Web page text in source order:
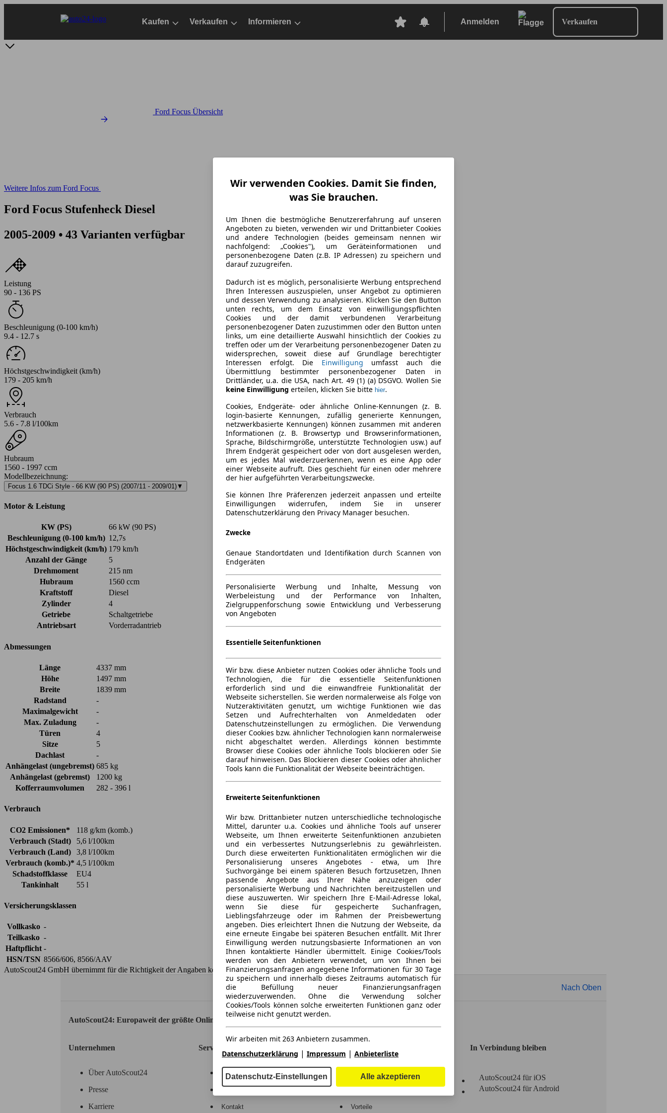
Kaufen Verkaufen Informieren Anmelden Verkaufen
Ford Focus Übersicht
Weitere Infos zum Ford Focus
Ford Focus Stufenheck Diesel
2005-2009 • 43 Varianten verfügbar
Leistung
90 - 136 PS
Beschleunigung (0-100 km/h)
9.4 - 12.7 s
Höchstgeschwindigkeit (km/h)
179 - 205 km/h
Verbrauch
5.6 - 7.8 l/100km
Hubraum
1560 - 1997 ccm
Modellbezeichnung:
Focus 1.6 TDCi Style - 66 KW (90 PS) (2007/11 - 2009/01)▼
Motor & Leistung
KW (PS)
66 kW (90 PS)
Beschleunigung (0-100 km/h) 12,7s
Höchstgeschwindigkeit (km/h) 179 km/h
Anzahl der Gänge
5
Drehmoment
215 nm
Hubraum
1560 ccm
Kraftstoff
Diesel
Zylinder
4
Getriebe
Schaltgetriebe
Antriebsart
Vorderradantrieb
Abmessungen
Länge
4337 mm
Höhe
1497 mm
Breite
1839 mm
Radstand
-
Maximalgewicht
-
Max. Zuladung
-
Türen
4
Sitze
5
Dachlast
-
Anhängelast (ungebremst) 685 kg
Anhängelast (gebremst)
1200 kg
Kofferraumvolumen
282 - 396 l
Verbrauch
CO2 Emissionen*
118 g/km (komb.)
Verbrauch (Stadt)
5,6 l/100km
Verbrauch (Land)
3,8 l/100km
Verbrauch (komb.)* 4,5 l/100km
Schadstoffklasse
EU4
Tankinhalt
55 l
Versicherungsklassen
Vollkasko -
Teilkasko -
Haftpflicht -
HSN/TSN 8566/606, 8566/AAV
AutoScout24 GmbH übernimmt für die Richtigkeit der Angaben keine Gewähr.
Nach Oben
AutoScout24: Europaweit der größte Online-Automarkt.
Unternehmen
Über AutoScout24
Presse
Karriere
Service
Hilfe
Kontakt
Anmelden
Vorteile
In Verbindung bleiben
AutoScout24 für iOS
AutoScout24 für Android
Wir verwenden Cookies. Damit Sie finden,
was Sie brauchen.
Um Ihnen die bestmögliche Benutzererfahrung auf unseren
Angeboten zu bieten, verwenden wir und Drittanbieter Cookies
und andere Technologien (beides gemeinsam nennen wir
nachfolgend: „Cookies"), um Geräteinformationen und
personenbezogene Daten (z.B. IP Adressen) zu speichern und
darauf zuzugreifen.
Dadurch ist es möglich, personalisierte Werbung entsprechend
Ihren Interessen auszuspielen, unser Angebot zu optimieren
und dessen Verwendung zu analysieren. Klicken Sie den Button
unten rechts, um dem Einsatz von einwilligungspflichten
Cookies und der damit verbundenen Verarbeitung
personenbezogener Daten zuzustimmen oder den Button unten
links, um eine detaillierte Auswahl hinsichtlich der Cookies zu
treffen oder um der Verarbeitung personenbezogener Daten zu
widersprechen, soweit diese auf Grundlage berechtigter
Interessen erfolgt. Die Einwilligung umfasst auch die
Übermittlung bestimmter personenbezogener Daten in
Drittländer, u.a. die USA, nach Art. 49 (1) (a) DSGVO. Wollen Sie
keine Einwilligung erteilen, klicken Sie bitte hier.
Cookies, Endgeräte- oder ähnliche Online-Kennungen (z. B.
login-basierte Kennungen, zufällig generierte Kennungen,
netzwerkbasierte Kennungen) können zusammen mit anderen
Informationen (z. B. Browsertyp und Browserinformationen,
Sprache, Bildschirmgröße, unterstützte Technologien usw.) auf
Ihrem Endgerät gespeichert oder von dort ausgelesen werden,
um es jedes Mal wiederzuerkennen, wenn es eine App oder
einer Webseite aufruft. Dies geschieht für einen oder mehrere
der hier aufgeführten Verarbeitungszwecke.
Sie können Ihre Präferenzen jederzeit anpassen und erteilte
Einwilligungen widerrufen, indem Sie in unserer
Datenschutzerklärung den Privacy Manager besuchen.
Zwecke
Genaue Standortdaten und Identifikation durch Scannen von
Endgeräten
Personalisierte Werbung und Inhalte, Messung von
Werbeleistung und der Performance von Inhalten,
Zielgruppenforschung sowie Entwicklung und Verbesserung
von Angeboten
Essentielle Seitenfunktionen
Wir bzw. diese Anbieter nutzen Cookies oder ähnliche Tools und
Technologien, die für die essentielle Seitenfunktionen
erforderlich sind und die einwandfreie Funktionalität der
Webseite sicherstellen. Sie werden normalerweise als Folge von
Nutzeraktivitäten genutzt, um wichtige Funktionen wie das
Setzen und Aufrechterhalten von Anmeldedaten oder
Datenschutzeinstellungen zu ermöglichen. Die Verwendung
dieser Cookies bzw. ähnlicher Technologien kann normalerweise
nicht abgeschaltet werden. Allerdings können bestimmte
Browser diese Cookies oder ähnliche Tools blockieren oder Sie
darauf hinweisen. Das Blockieren dieser Cookies oder ähnlicher
Tools kann die Funktionalität der Webseite beeinträchtigen.
Erweiterte Seitenfunktionen
Wir bzw. Drittanbieter nutzen unterschiedliche technologische
Mittel, darunter u.a. Cookies und ähnliche Tools auf unserer
Webseite, um Ihnen erweiterte Seitenfunktionen anzubieten
und ein verbessertes Nutzungserlebnis zu gewährleisten.
Durch diese erweiterten Funktionalitäten ermöglichen wir die
Personalisierung unseres Angebotes - etwa, um Ihre
Suchvorgänge bei einem späteren Besuch fortzusetzen, Ihnen
passende Angebote aus Ihrer Nähe anzuzeigen oder
personalisierte Werbung und Nachrichten bereitzustellen und
diese auszuwerten. Wir speichern Ihre E-Mail-Adresse lokal,
wenn Sie diese für gespeicherte Suchanfragen,
Lieblingsfahrzeuge oder im Rahmen der Preisbewertung
angeben. Dies erleichtert Ihnen die Nutzung der Webseite, da
eine erneute Eingabe bei späteren Besuchen entfällt. Mit Ihrer
Einwilligung werden nutzungsbasierte Informationen an von
Ihnen kontaktierte Händler übermittelt. Einige Cookies/Tools
werden von den Anbietern verwendet, um von Ihnen bei
Finanzierungsanfragen angegebene Informationen für 30 Tage
zu speichern und innerhalb dieses Zeitraums automatisch für
die Befüllung neuer Finanzierungsanfragen
wiederzuverwenden. Ohne die Verwendung solcher
Cookies/Tools können solche erweiterten Funktionen ganz oder
teilweise nicht genutzt werden.
Wir arbeiten mit 263 Anbietern zusammen.
Datenschutzerklärung | Impressum | Anbieterliste
Datenschutz-Einstellungen Alle akzeptieren